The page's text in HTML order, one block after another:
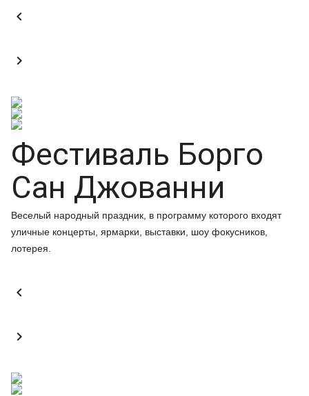


Фестиваль Борго
Сан Джованни
Веселый народный праздник, в программу которого входят
уличные концерты, ярмарки, выставки, шоу фокусников,
лотерея.

